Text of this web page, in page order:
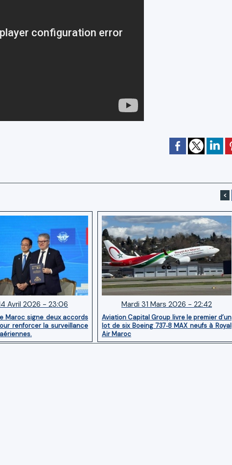
<
Avril 2026 - 23:06
Maroc signe deux accords
renforcer la surveillance
Mardi 31 Mars 2026 - 22:42
Aviation Capital Group livre le premier d’un
lot de six Boeing 737‑8 MAX neufs à Royal
Air Maroc